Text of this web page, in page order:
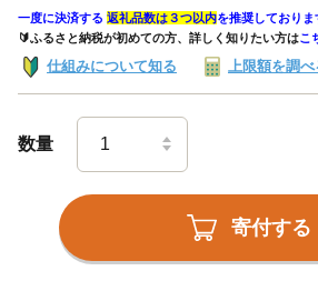
一度に決済する 返礼品数は３つ以内を推奨しておりま
🔰ふるさと納税が初めての方、詳しく知りたい方はこ
仕組みについて知る 上限額を調べ
数量
寄付する